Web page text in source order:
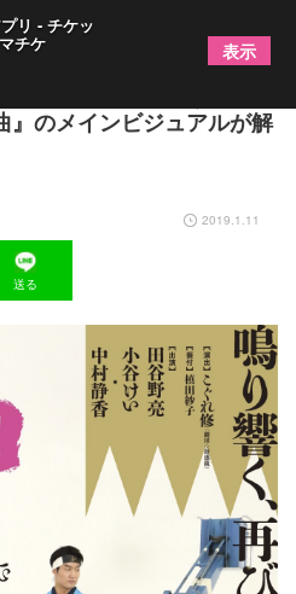
める、たやのりょう一座
』のメインビジュアルが解
2019.1.11
送る
リ - チケッ
チケ 表示